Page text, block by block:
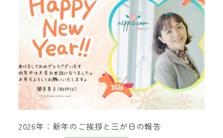
2026年：新年のご挨拶と三が日の報告